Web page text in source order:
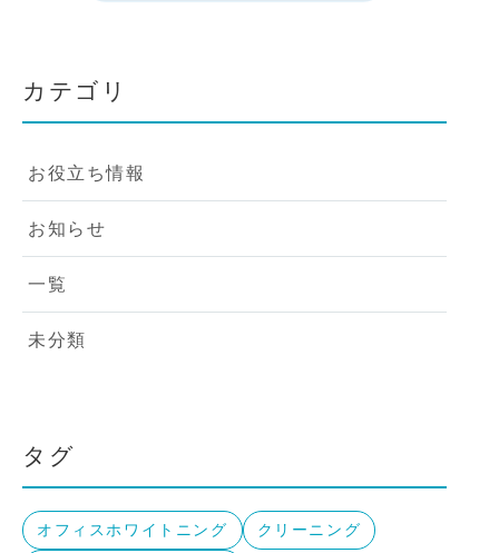
カテゴリ
お役立ち情報
お知らせ
一覧
未分類
タグ
オフィスホワイトニング クリーニング